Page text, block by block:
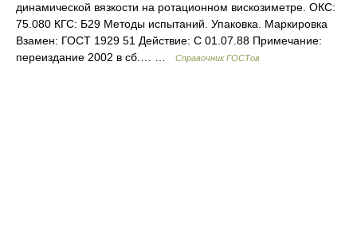
динамической вязкости на ротационном вискозиметре. ОКС:
75.080 КГС: Б29 Методы испытаний. Упаковка. Маркировка
Взамен: ГОСТ 1929 51 Действие: С 01.07.88 Примечание:
переиздание 2002 в сб.… …
Справочник ГОСТов